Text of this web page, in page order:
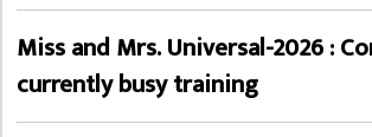
Miss and Mrs. Universal-2026 :
currently busy training